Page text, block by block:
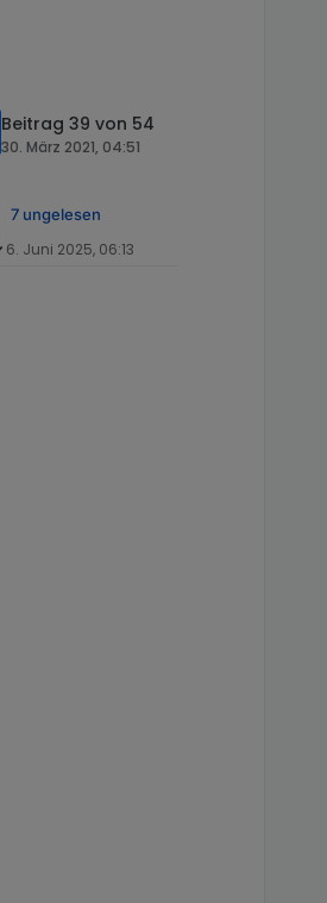
Beitrag 39 von 54
30. März 2021, 04:51
7 ungelesen
6. Juni 2025, 06:13